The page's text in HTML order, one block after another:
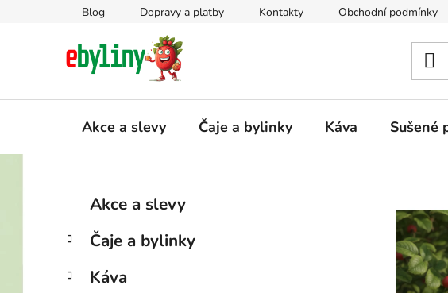
Blog Dopravy a platby Kontakty Obchodní podmínky
Akce a slevy Čaje a bylinky Káva Sušené
s
r
Přeskočit
kategorie
e
o
Akce a slevy
Čaje a bylinky
Káva